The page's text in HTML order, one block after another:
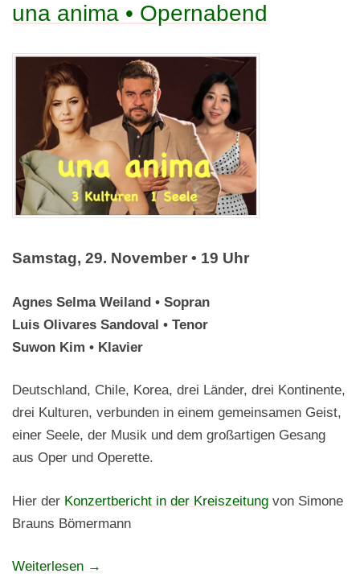
una anima • Opernabend
Samstag, 29. November • 19 Uhr
Agnes Selma Weiland • Sopran
Luis Olivares Sandoval • Tenor
Suwon Kim • Klavier
Deutschland, Chile, Korea, drei Länder, drei Kontinente,
drei Kulturen, verbunden in einem gemeinsamen Geist,
einer Seele, der Musik und dem großartigen Gesang
aus Oper und Operette.
Hier der Konzertbericht in der Kreiszeitung von Simone
Brauns Bömermann
Weiterlesen →